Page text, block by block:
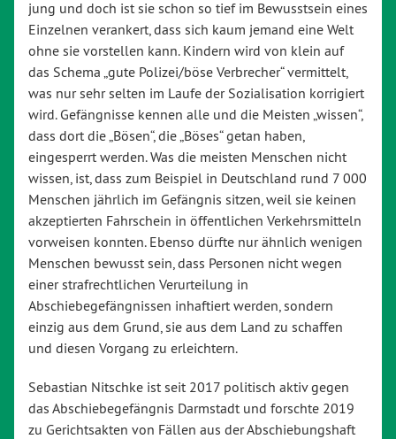
jung und doch ist sie schon so tief im Bewusstsein eines
Einzelnen verankert, dass sich kaum jemand eine Welt
ohne sie vorstellen kann. Kindern wird von klein auf
das Schema „gute Polizei/böse Verbrecher“ vermittelt,
was nur sehr selten im Laufe der Sozialisation korrigiert
wird. Gefängnisse kennen alle und die Meisten „wissen“,
dass dort die „Bösen“, die „Böses“ getan haben,
eingesperrt werden. Was die meisten Menschen nicht
wissen, ist, dass zum Beispiel in Deutschland rund 7 000
Menschen jährlich im Gefängnis sitzen, weil sie keinen
akzeptierten Fahrschein in öffentlichen Verkehrsmitteln
vorweisen konnten. Ebenso dürfte nur ähnlich wenigen
Menschen bewusst sein, dass Personen nicht wegen
einer strafrechtlichen Verurteilung in
Abschiebegefängnissen inhaftiert werden, sondern
einzig aus dem Grund, sie aus dem Land zu schaffen
und diesen Vorgang zu erleichtern.
Sebastian Nitschke ist seit 2017 politisch aktiv gegen
das Abschiebegefängnis Darmstadt und forschte 2019
zu Gerichtsakten von Fällen aus der Abschiebungshaft